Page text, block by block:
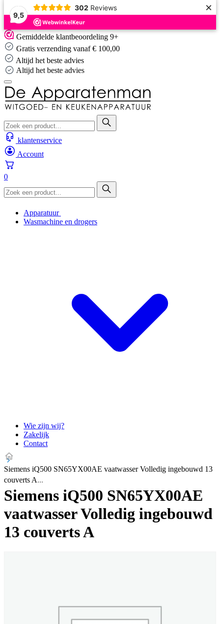
9,5
302 Reviews ×
Skip
to
content
Gemiddelde klantbeoordeling 9+
Gratis verzending vanaf € 100,00
Altijd het beste advies
Altijd het beste advies
klantenservice
Account
0
Apparatuur
Wasmachine en drogers
Wie zijn wij?
Zakelijk
Contact
Siemens iQ500 SN65YX00AE vaatwasser Volledig ingebouwd 13
couverts A
Siemens iQ500 SN65YX00AE
vaatwasser Volledig ingebouwd
13 couverts A